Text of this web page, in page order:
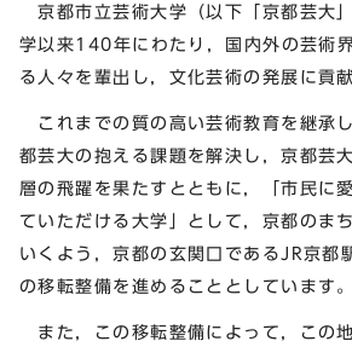
京都市立芸術大学（以下「京都芸大
学以来140年にわたり，国内外の芸術
る人々を輩出し，文化芸術の発展に貢
これまでの質の高い芸術教育を継承
都芸大の抱える課題を解決し，京都芸
層の飛躍を果たすとともに，「市民に
ていただける大学」として，京都のま
いくよう，京都の玄関口であるJR京都
の移転整備を進めることとしています。
また，この移転整備によって，この